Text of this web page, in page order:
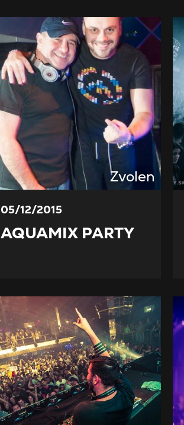
Zvolen
05/12/2015
AQUAMIX PARTY